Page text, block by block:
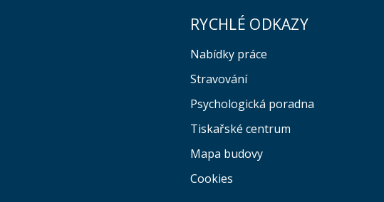
RYCHLÉ ODKAZY
Nabídky práce
Stravování
Psychologická poradna
Tiskařské centrum
Mapa budovy
Cookies